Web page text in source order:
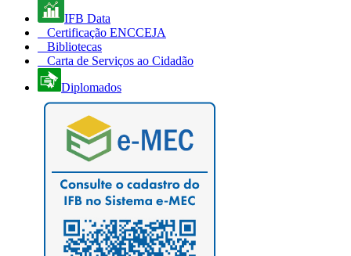
IFB Data
Certificação ENCCEJA
Bibliotecas
Carta de Serviços ao Cidadão
Diplomados